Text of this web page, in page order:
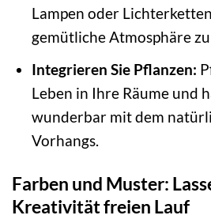
Lampen oder
gemütliche Atmosphäre
Integrieren Sie Pflanzen:
Leben in Ihre Räume und
wunderbar mit dem
Vorhangs.
Farben und Muster:
Kreativität freien Lauf